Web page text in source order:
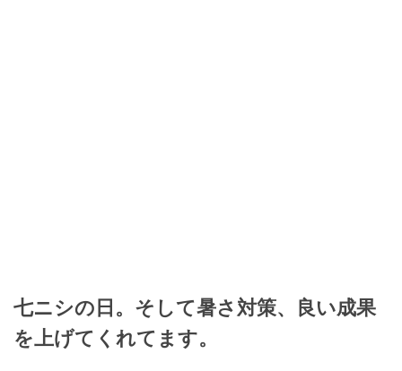
七ニシの日。そして暑さ対策、良い成果
を上げてくれてます。